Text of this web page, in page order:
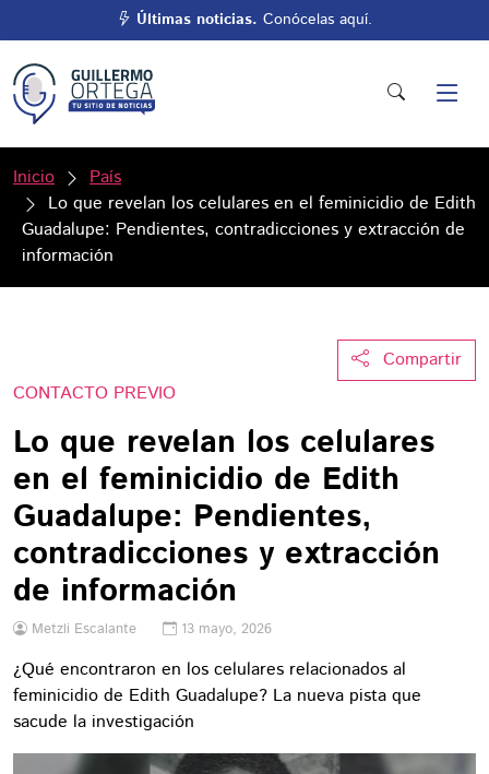
Últimas noticias. Conócelas aquí.
Inicio
País
Lo que revelan los celulares en el feminicidio de Edith
Guadalupe: Pendientes, contradicciones y extracción de
información
Compartir
CONTACTO PREVIO
Lo que revelan los celulares
en el feminicidio de Edith
Guadalupe: Pendientes,
contradicciones y extracción
de información
Metzli Escalante 13 mayo, 2026
¿Qué encontraron en los celulares relacionados al
feminicidio de Edith Guadalupe? La nueva pista que
sacude la investigación